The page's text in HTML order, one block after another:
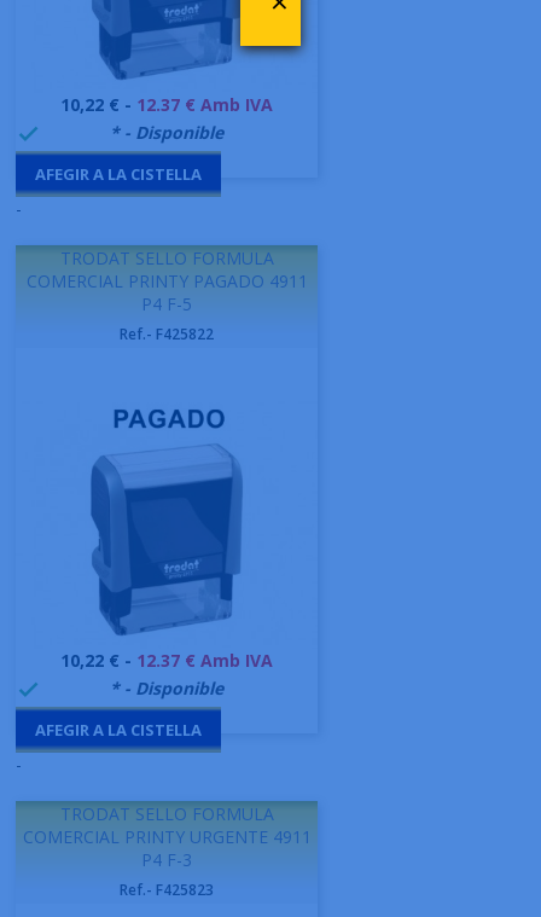
Preu
10,22 € - 12.37 € Amb IVA
 * - Disponible
AFEGIR A LA CISTELLA
-
TRODAT SELLO FORMULA
COMERCIAL PRINTY PAGADO 4911
P4 F-5
Ref.- F425822
Preu
10,22 € - 12.37 € Amb IVA
 * - Disponible
AFEGIR A LA CISTELLA
-
TRODAT SELLO FORMULA
COMERCIAL PRINTY URGENTE 4911
P4 F-3
Ref.- F425823